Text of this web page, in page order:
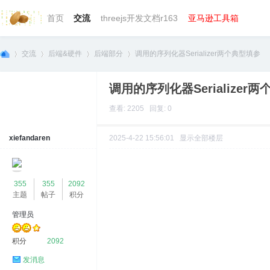
首页 交流 threejs开发文档r163 亚马逊工具箱
交流 后端&硬件 后端部分
›
调用的序列化器Serializer两个典型填参
调用的序列化器Serializer两
查看: 2205 回复: 0
xiefandaren
355
主题
355
帖子
2092
积分
管理员
积分 2092
发消息
2025-4-22 15:56:01 显示全部楼层